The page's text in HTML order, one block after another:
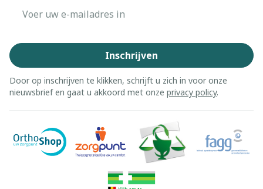
Inschrijven
Door op inschrijven te klikken, schrijft u zich in voor onze
nieuwsbrief en gaat u akkoord met onze privacy policy.